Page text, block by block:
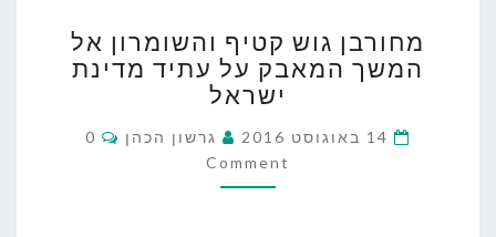
גוש
קטיף
והשומרון
אל
המשך
המאבק
מחורבן גוש קטיף והשומרון אל
המשך המאבק על עתיד מדינת
ישראל
14 באוגוסט 2016 גרשון הכהן Comments
0
Comment